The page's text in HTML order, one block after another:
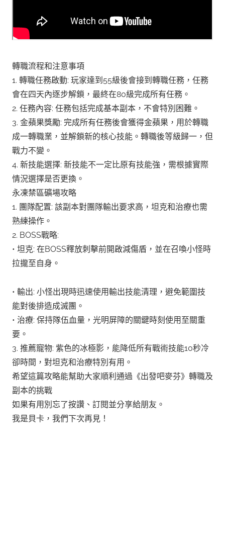
轉職流程和注意事項
1. 轉職任務啟動: 玩家達到55級後會接到轉職任務，任務
會在四天內逐步解鎖，最終在80級完成所有任務。
2. 任務內容: 任務包括完成基本副本，不會特別困難。
3. 金蘋果獎勵: 完成所有任務後會獲得金蘋果，用於轉職
成一轉職業，並解鎖新的核心技能。轉職後等級歸一，但
戰力不變。
4. 新技能選擇: 新技能不一定比原有技能強，需根據實際
情況選擇是否更換。
永凍禁區礦場攻略
1. 團隊配置: 該副本對團隊輸出要求高，坦克和治療也需
熟練操作。
2. BOSS戰略:
• 坦克: 在BOSS釋放刺擊前開啟減傷盾，並在召喚小怪時
拉攏至自身。
• 輸出: 小怪出現時迅速使用輸出技能清理，避免範圍技
能對後排造成滅團。
• 治療: 保持隊伍血量，光明屏障的關鍵時刻使用至關重
要。
3. 推薦寵物: 紫色的冰極影，能降低所有戰術技能10秒冷
卻時間，對坦克和治療特別有用。
希望這篇攻略能幫助大家順利通過《出發吧麥芬》轉職及
副本的挑戰
如果有用別忘了按讚、訂閱並分享給朋友。
我是貝卡，我們下次再見！